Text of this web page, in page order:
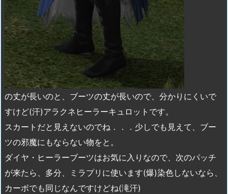
の丈が長いのと、ブーツの丈が長いので、分かりにくいで
すけど(汗)アラクネヒーラーキュロットです。
スカートだと見えないのでね．．．少しでも見えて、ブー
ツの邪魔にもならない物をと。
ダイヤ・ヒーラーブーツはお気に入りなので、次のパッチ
が来たら、多分、ミラプリに使います(爆)染色しないなら、
カーボでも同じなんですけどね(滝汗)